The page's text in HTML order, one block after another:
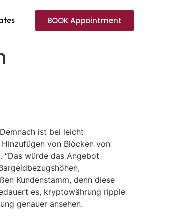
BOOK Appointment
ist bei leicht
von Blöcken von
würde das Angebot
Kundenstamm, denn diese
es, kryptowährung ripple
genauer ansehen.